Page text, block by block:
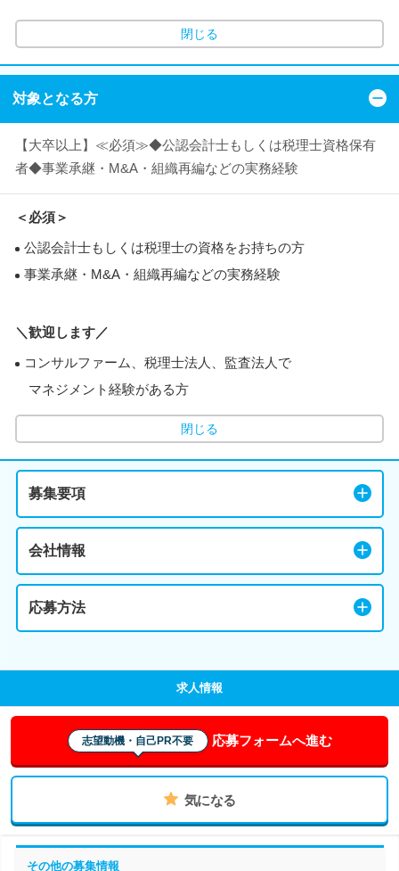
閉じる
対象となる方
【大卒以上】≪必須≫◆公認会計士もしくは税理士資格保有
者◆事業承継・M&A・組織再編などの実務経験
＜必須＞
公認会計士もしくは税理士の資格をお持ちの方
事業承継・M&A・組織再編などの実務経験
＼歓迎します／
コンサルファーム、税理士法人、監査法人で
マネジメント経験がある方
閉じる
募集要項
会社情報
応募方法
求人情報
志望動機・自己PR不要 応募フォームへ進む
気になる
その他の募集情報